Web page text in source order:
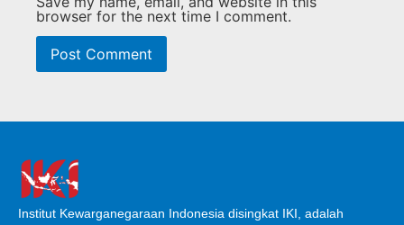
browser for the next time I comment.
Institut Kewarganegaraan Indonesia disingkat IKI, adalah